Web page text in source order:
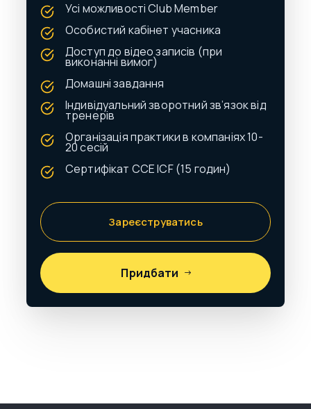
Усі можливості Club Member
Особистий кабінет учасника
Доступ до відео записів (при
виконанні вимог)
Домашні завдання
Індивідуальний зворотний зв’язок від
тренерів
Організація практики в компаніях 10-
20 сесій
Сертифікат CCE ICF (15 годин)
Зареєструватись
Придбати